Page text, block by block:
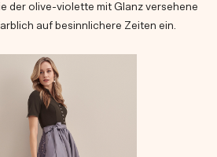
der olive-violette mit Glanz versehene
auf besinnlichere Zeiten ein.